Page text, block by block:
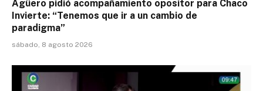
Agüero pidió acompañamiento opositor para Chaco
Invierte: “Tenemos que ir a un cambio de
paradigma”
sábado, 8 agosto 2026